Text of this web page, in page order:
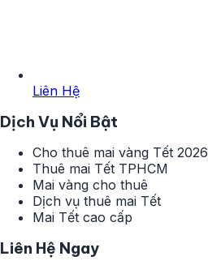
Liên Hệ
Dịch Vụ Nổi Bật
Cho thuê mai vàng Tết 2026
Thuê mai Tết TPHCM
Mai vàng cho thuê
Dịch vụ thuê mai Tết
Mai Tết cao cấp
Liên Hệ Ngay